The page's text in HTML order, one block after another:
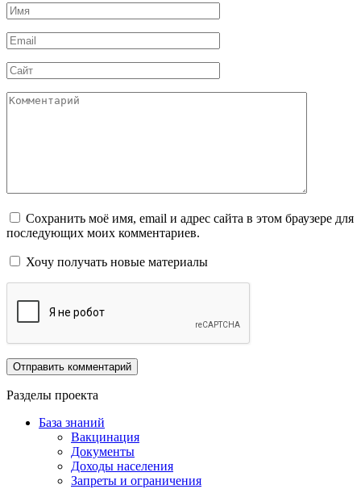
Имя
*
Email
*
Сайт
Комментарий
Сохранить моё имя, email и адрес сайта в этом браузере для
последующих моих комментариев.
Хочу получать новые материалы
Разделы проекта
База знаний
Вакцинация
Документы
Доходы населения
Запреты и ограничения